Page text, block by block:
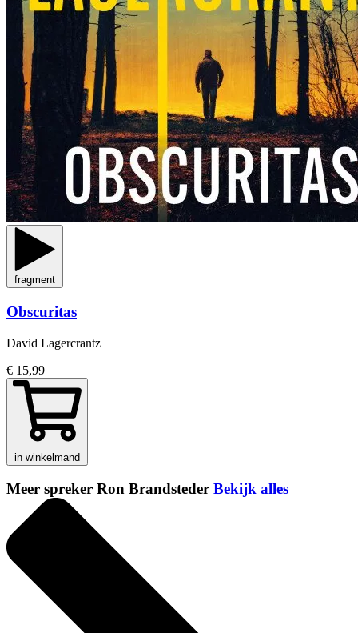
fragment
Obscuritas
David Lagercrantz
€ 15,99
in winkelmand
Meer spreker Ron Brandsteder Bekijk alles